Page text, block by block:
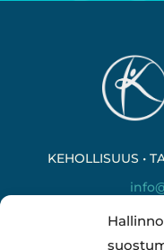
KEHOLLISUUS •